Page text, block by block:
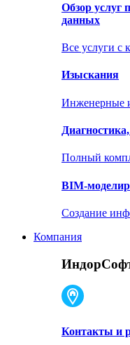
Обзор услуг
данных
Все услуги с
Изыскания
Инженерные
Полный
BIM-
Создание
Компания
Контакты и